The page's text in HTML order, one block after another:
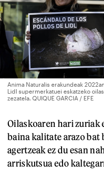
Anima Naturalis erakundeak
Lidl supermerkatuei eskatzeko
zezatela. QUIQUE GARCIA / EFE
Oilaskoaren hari zuriak
baina kalitate arazo bat
agertzeak ez du esan
arriskutsua edo